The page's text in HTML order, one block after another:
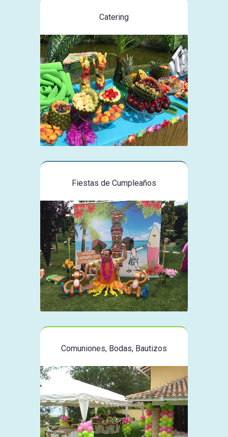
Catering
Fiestas de Cumpleaños
Comuniones, Bodas, Bautizos